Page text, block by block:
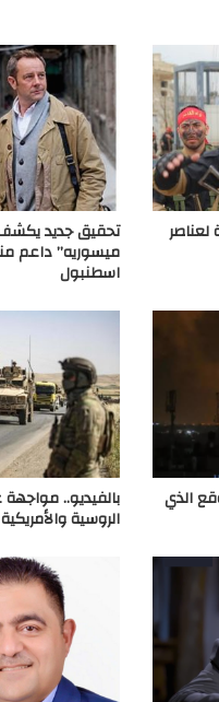
لعناصر تحقيق جديد
ميسوريه” داعم
اسطنبول
الذي بالفيديو..
الروسية